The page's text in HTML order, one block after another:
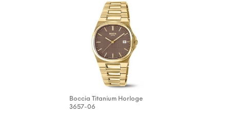
Boccia Titanium Horloge
3657-06